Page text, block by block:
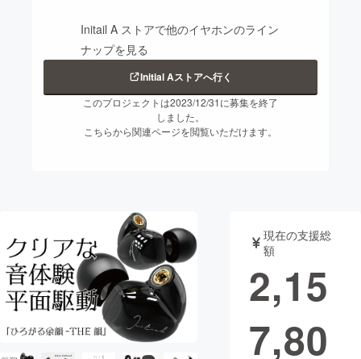
ビジネス・起業
まちづくり・地域活性化
CAMPFIRE for Social GoodCAMPFIRE Creation
Initail A ストアで他のイヤホンのライン
ナップを見る
Initial Aストアへ行く
このプロジェクトは2023/12/31に募集を終了
しました。
こちらから関連ページを閲覧いただけます。
現在の支援総
額
2,15
7,80